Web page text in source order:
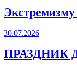
30.07.2026
ПРАЗДНИК